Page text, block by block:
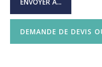
DEMANDE DE DEVIS